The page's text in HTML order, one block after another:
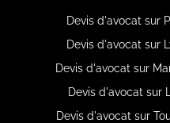
Devis d'avocat sur
Devis d'avocat sur
Devis d'avocat sur
Devis d'avocat sur
Devis d'avocat sur